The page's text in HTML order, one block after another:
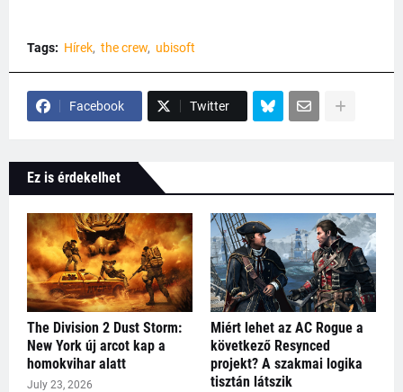
Tags: Hírek the crew ubisoft
Facebook Twitter
Ez is érdekelhet
The Division 2 Dust Storm:
New York új arcot kap a
homokvihar alatt
July 23, 2026
Miért lehet az AC Rogue a
következő Resynced
projekt? A szakmai logika
tisztán látszik